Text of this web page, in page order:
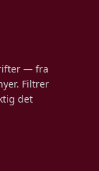
— fra
Filtrer
det